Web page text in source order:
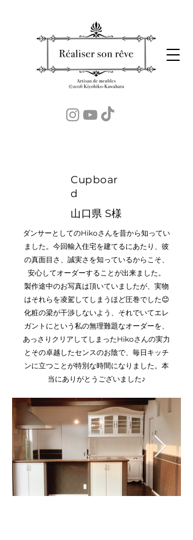
Cupboar
d
​山口県 S様
​ダンサーとしてのHikoさんを昔から知ってい
ました。今回輸入住宅を建てるにあたり、彼
の真面目さ、誠実さを知っているからこそ、
安心してオーダーすることが出来ました。
製作途中のお写真は頂いていましたが、実物
はそれらを凌駕してしまうほど圧巻でした😊
​化粧の梁が干渉しないよう、それでいてエレ
ガントにという私の無理難題なオーダーを、
あっさりクリアしてしまったHikoさんの実力
とその卓越したセンスのお陰で、毎日キッチ
ンに立つことが特別な時間になりました。本
当にありがとうございました♪